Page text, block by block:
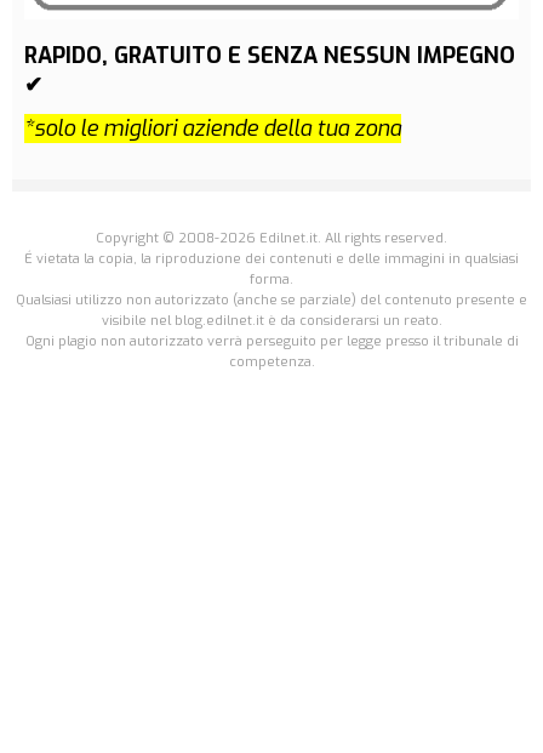
RAPIDO, GRATUITO E SENZA NESSUN IMPEGNO
✔
*solo le migliori aziende della tua zona
Copyright © 2008-2026 Edilnet.it. All rights reserved.
É vietata la copia, la riproduzione dei contenuti e delle immagini in qualsiasi
forma.
Qualsiasi utilizzo non autorizzato (anche se parziale) del contenuto presente e
visibile nel blog.edilnet.it è da considerarsi un reato.
Ogni plagio non autorizzato verrà perseguito per legge presso il tribunale di
competenza.